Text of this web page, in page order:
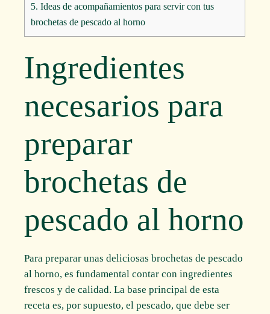
5. Ideas de acompañamientos para servir con tus
brochetas de pescado al horno
Ingredientes
necesarios para
preparar
brochetas de
pescado al horno
Para preparar unas deliciosas brochetas de pescado
al horno, es fundamental contar con ingredientes
frescos y de calidad. La base principal de esta
receta es, por supuesto, el pescado, que debe ser